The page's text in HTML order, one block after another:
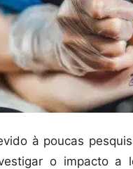
à poucas
o impacto a